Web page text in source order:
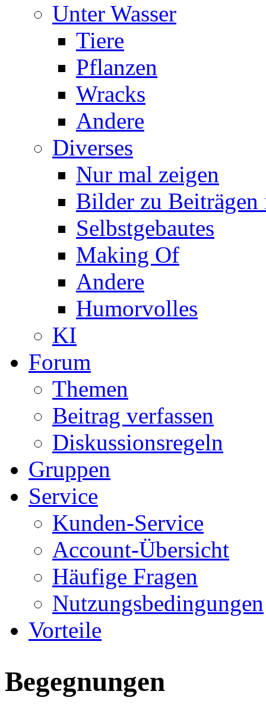
Unter Wasser
Tiere
Pflanzen
Wracks
Andere
Diverses
Nur mal zeigen
Bilder zu
Selbstgebautes
Making Of
Andere
Humorvolles
KI
Forum
Themen
Beitrag verfassen
Diskussionsregeln
Gruppen
Service
Kunden-Service
Account-Übersicht
Häufige Fragen
Nutzungsbedingungen
Vorteile
Begegnungen